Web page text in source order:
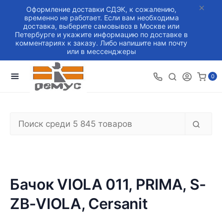
Оформление доставки СДЭК, к сожалению,
временно не работает. Если вам необходима
доставка, выберите самовывоз в Москве или
Петербурге и укажите информацию по доставке в
комментариях к заказу. Либо напишите нам почту
или в мессенджеры
0
Бачок VIOLA 011, PRIMA, S-
ZB-VIOLA, Cersanit